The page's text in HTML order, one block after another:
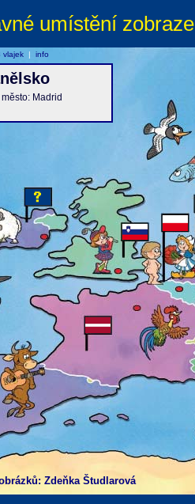
umístění
Zdeňka Študlarová
Madrid
vlajek | info